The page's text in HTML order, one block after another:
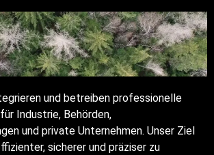
und betreiben professionelle
Industrie, Behörden,
und private Unternehmen. Unser Ziel
sicherer und präziser zu